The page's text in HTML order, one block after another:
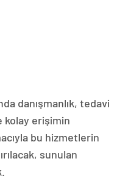
danışmanlık, tedavi
kolay erişimin
bu hizmetlerin
sunulan